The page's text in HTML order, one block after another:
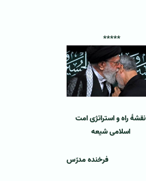
‌*****
نقشۀ راه و استراتژی امت
اسلامی شیعه
فرخنده مدرّس